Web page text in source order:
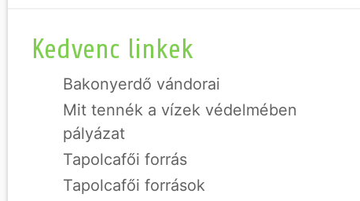
Kedvenc linkek
Bakonyerdő vándorai
Mit tennék a vízek védelmében
pályázat
Tapolcafői forrás
Tapolcafői források